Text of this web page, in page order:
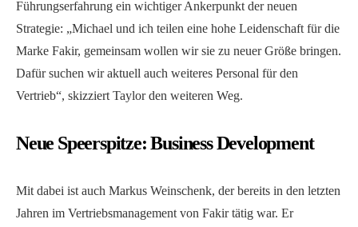
Führungserfahrung ein wichtiger Ankerpunkt der neuen
Strategie: „Michael und ich teilen eine hohe Leidenschaft für die
Marke Fakir, gemeinsam wollen wir sie zu neuer Größe bringen.
Dafür suchen wir aktuell auch weiteres Personal für den
Vertrieb“, skizziert Taylor den weiteren Weg.
Neue Speerspitze: Business Development
Mit dabei ist auch Markus Weinschenk, der bereits in den letzten
Jahren im Vertriebsmanagement von Fakir tätig war. Er